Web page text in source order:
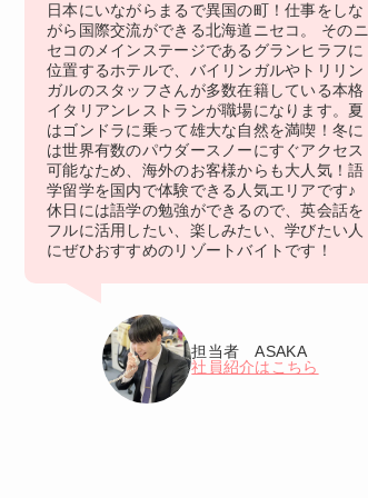
日本にいながらまるで異国の町！仕事をしな
がら国際交流ができる北海道ニセコ。 そのニ
セコのメインステージであるグランヒラフに
位置するホテルで、バイリンガルやトリリン
ガルのスタッフさんが多数在籍している本格
イタリアンレストランが職場になります。夏
はゴンドラに乗って雄大な自然を満喫！冬に
は世界有数のパウダースノーにすぐアクセス
可能なため、海外のお客様からも大人気！語
学留学を国内で体験できる人気エリアです♪
休日には語学の勉強ができるので、英会話を
フルに活用したい、楽しみたい、学びたい人
にぜひおすすめのリゾートバイトです！
担当者 ASAKA
社員紹介はこちら